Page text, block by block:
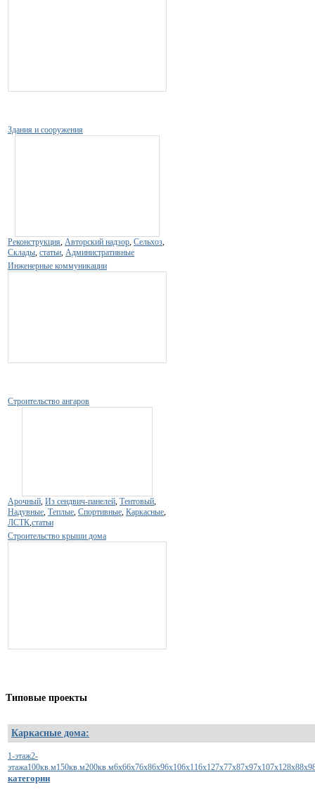
Здания и сооружения
Реконструкция, Авторский надзор, Сельхоз,
Склады, статьи, Административные
Инженерные коммуникации
Строительство ангаров
Арочный, Из сендвич-панелей, Тентовый,
Надувные, Теплые, Спортивные, Каркасные,
ЛСТК,статьи
Строительство крыши дома
Типовые проекты
Каркасные дома:
1-этаж2-
этажа100кв.м150кв.м200кв.м6х66х76х86х96х106х116х127х77х87х97х107х128х88х9
категории